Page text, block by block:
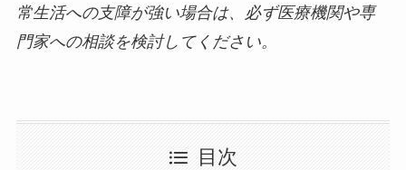
常生活への支障が強い場合は、必ず医療機関や専
門家への相談を検討してください。
目次